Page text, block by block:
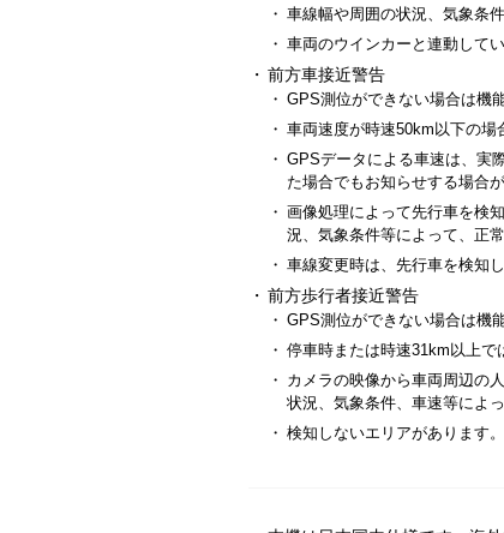
・ 車線幅や周囲の状況、気象条
・ 車両のウインカーと連動して
・ 前方車接近警告
・ GPS測位ができない場合は機
・ 車両速度が時速50km以下の場
・ GPSデータによる車速は、実
た場合でもお知らせする場合が
・ 画像処理によって先行車を検
況、気象条件等によって、正
・ 車線変更時は、先行車を検知
・ 前方歩行者接近警告
・ GPS測位ができない場合は機
・ 停車時または時速31km以上で
・ カメラの映像から車両周辺の
状況、気象条件、車速等によ
・ 検知しないエリアがあります。